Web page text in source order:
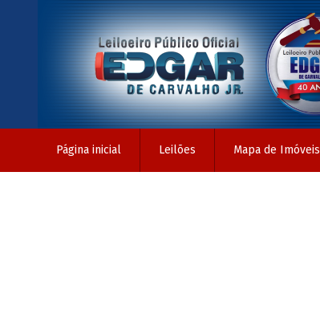
Página inicial Leilões Mapa de Imóveis